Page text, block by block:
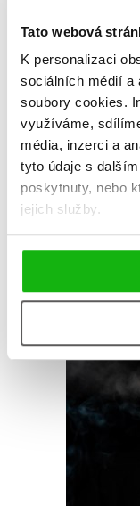
Tato webová
K personalizaci
sociálních médií a
soubory cookies.
využíváme,
média, inzerci a
tyto údaje s
poskytnuty, nebo
jejich služby.
podcast Opravdové
na svobodě a naživu!“
Zobrazit profil